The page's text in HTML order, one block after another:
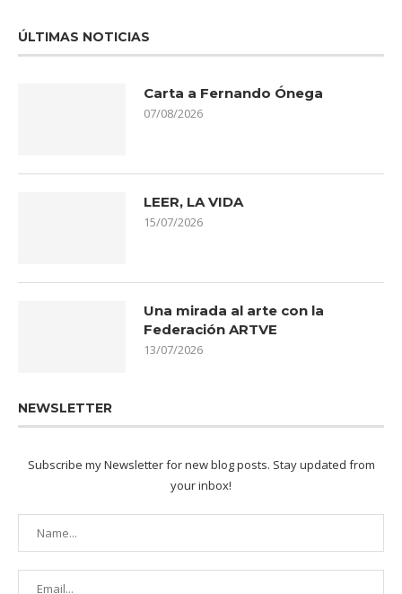
ÚLTIMAS NOTICIAS
Carta a Fernando Ónega
07/08/2026
LEER, LA VIDA
15/07/2026
Una mirada al arte con la
Federación ARTVE
13/07/2026
NEWSLETTER
Subscribe my Newsletter for new blog posts. Stay updated from
your inbox!